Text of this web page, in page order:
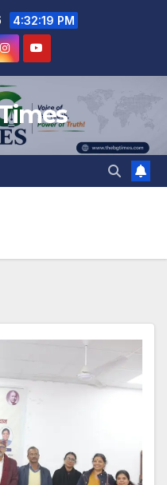
4:32:20 PM